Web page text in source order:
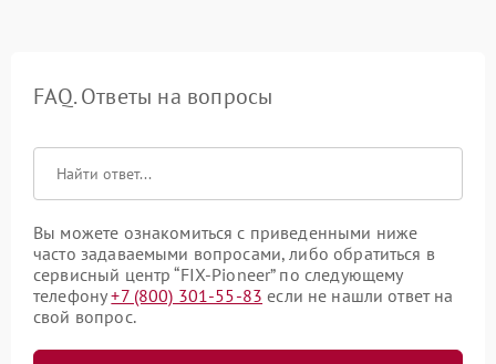
FAQ. Ответы на вопросы
Вы можете ознакомиться с приведенными ниже
часто задаваемыми вопросами, либо обратиться в
сервисный центр “FIX-Pioneer” по следующему
телефону+7 (800) 301-55-83 если не нашли ответ на
свой вопрос.